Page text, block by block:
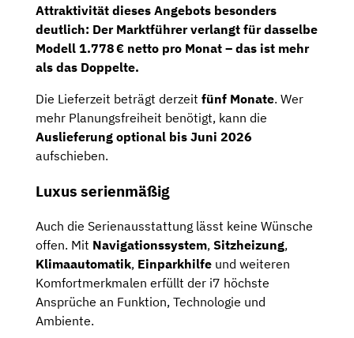
Attraktivität dieses Angebots besonders
deutlich: Der Marktführerverlangt für dasselbe
Modell 1.778 € netto pro Monat – das ist mehr
als das Doppelte.
Die Lieferzeit beträgt derzeit fünf Monate. Wer
mehr Planungsfreiheit benötigt, kann die
Auslieferung optional bis Juni 2026
aufschieben.
Luxus serienmäßig
Auch die Serienausstattung lässt keine Wünsche
offen. Mit Navigationssystem, Sitzheizung,
Klimaautomatik, Einparkhilfe und weiteren
Komfortmerkmalen erfüllt der i7 höchste
Ansprüche an Funktion, Technologie und
Ambiente.